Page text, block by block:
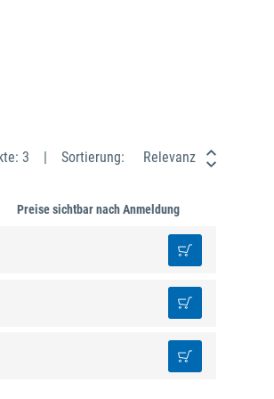
3 Sortierung: Relevanz
Preise sichtbar nach Anmeldung